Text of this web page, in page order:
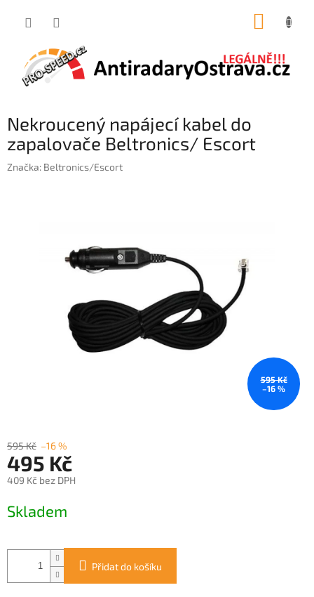
Nekroucený napájecí kabel do
zapalovače Beltronics/ Escort
Značka: Beltronics/Escort
595 Kč
–16 %
595 Kč –16 %
495 Kč
409 Kč bez DPH
cena:
Skladem
Přidat do košíku